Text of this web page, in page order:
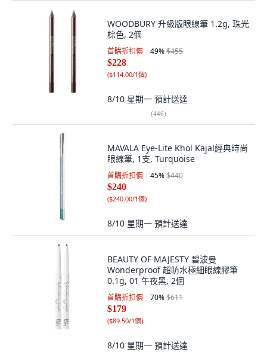
WOODBURY 升級版眼線筆 1.2g, 珠光
棕色, 2個
首購折扣價 49%$455
$228
($114.00/1個)
8/10 星期一 預計送達
(446)
MAVALA Eye-Lite Khol Kajal經典時尚
眼線筆, 1支, Turquoise
首購折扣價 45%$440
$240
($240.00/1個)
8/10 星期一 預計送達
BEAUTY OF MAJESTY 碧波曼
Wonderproof 超防水極細眼線膠筆
0.1g, 01 午夜黑, 2個
首購折扣價 70%$611
$179
($89.50/1個)
8/10 星期一 預計送達